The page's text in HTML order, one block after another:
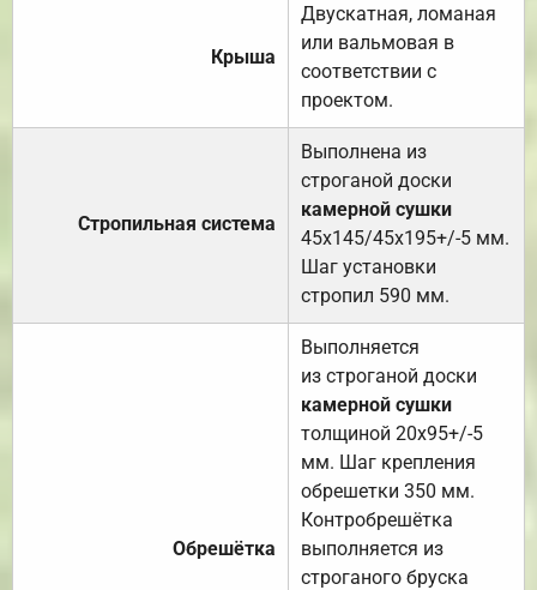
Крыша
Двускатная, ломаная
или вальмовая в
соответствии с
проектом.
Стропильная система
Выполнена из
строганой доски
камерной сушки
45х145/45х195+/-5 мм.
Шаг установки
стропил 590 мм.
Обрешётка
Выполняется
из строганой доски
камерной сушки
толщиной 20х95+/-5
мм. Шаг крепления
обрешетки 350 мм.
Контробрешётка
выполняется из
строганого бруска